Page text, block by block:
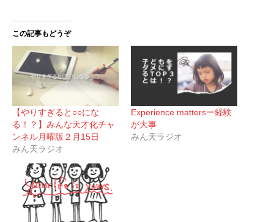
この記事もどうぞ
【やりすぎると○○にな
る！？】みんな天才化チャ
ンネル月曜版２月15日
みん天ラジオ
Experience mattersー経験
が大事
みん天ラジオ